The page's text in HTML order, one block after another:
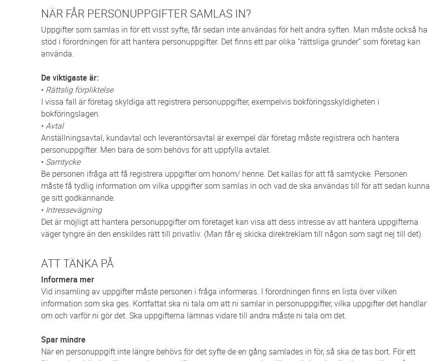
NÄR FÅR PERSONUPPGIFTER SAMLAS IN?
Uppgifter som samlas in för ett visst syfte, får sedan inte användas för helt andra syften. Man måste också ha
stöd i förordningen för att hantera personuppgifter. Det finns ett par olika ”rättsliga grunder” som företag kan
använda.
De viktigaste är:
• Rättslig förpliktelse
I vissa fall är företag skyldiga att registrera personuppgifter, exempelvis bokföringsskyldigheten i
bokföringslagen.
• Avtal
Anställningsavtal, kundavtal och leverantörsavtal är exempel där företag måste registrera och hantera
personuppgifter. Men bara de som behövs för att uppfylla avtalet.
• Samtycke
Be personen ifråga att få registrera uppgifter om honom/ henne. Det kallas för att få samtycke. Personen
måste få tydlig information om vilka uppgifter som samlas in och vad de ska användas till för att sedan kunna
ge sitt godkännande.
• Intressevägning
Det är möjligt att hantera personuppgifter om företaget kan visa att dess intresse av att hantera uppgifterna
väger tyngre än den enskildes rätt till privatliv. (Man får ej skicka direktreklam till någon som sagt nej till det).
ATT TÄNKA PÅ
Informera mer
Vid insamling av uppgifter måste personen i fråga informeras. I förordningen finns en lista över vilken
information som ska ges. Kortfattat ska ni tala om att ni samlar in personuppgifter, vilka uppgifter det handlar
om och varför ni gör det. Ska uppgifterna lämnas vidare till andra måste ni tala om det.
Spar mindre
När en personuppgift inte längre behövs för det syfte de en gång samlades in för, så ska de tas bort. För ett